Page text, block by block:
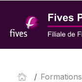
/ Formations